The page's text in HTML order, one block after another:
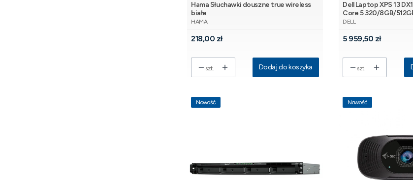
Hama Słuchawki douszne true wireless
białe
PRODUCENT
HAMA
Cena
218,00 zł
szt. Dodaj do koszyka
Dell Laptop XPS 13
Core 5 320/8GB/
/Intel/Cam/Mic/Backlit
PRODUCENT
DELL
Cena
5 959,50 zł
szt.
Nowość Nowość